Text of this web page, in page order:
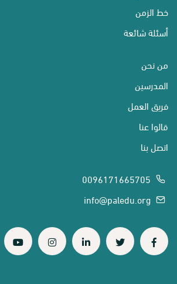
خط الزمن
أسئلة شائعة
من نحن
المدرسين
فريق العمل
قالوا عنا
اتصل بنا
0096171665705
info@paledu.org